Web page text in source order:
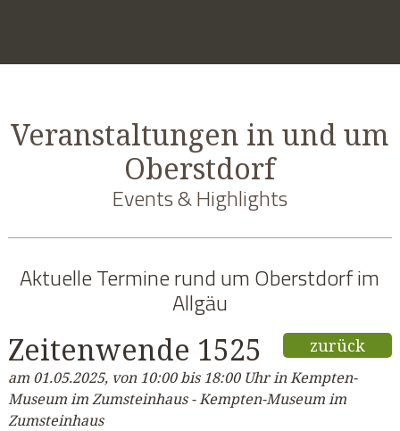
Veranstaltungen in und um
Oberstdorf
Events & Highlights
Aktuelle Termine rund um Oberstdorf im
Allgäu
zurück
Zeitenwende 1525
am 01.05.2025, von 10:00 bis 18:00 Uhr in Kempten-
Museum im Zumsteinhaus - Kempten-Museum im
Zumsteinhaus